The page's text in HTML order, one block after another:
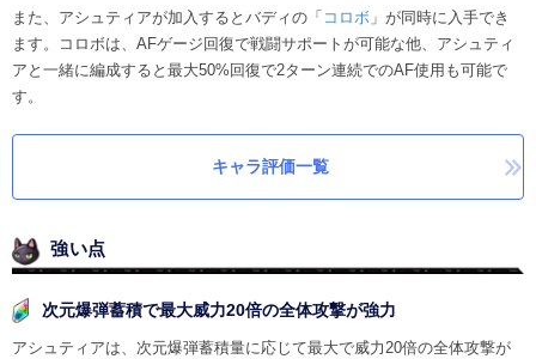
また、アシュティアが加入するとバディの「 コロボ 」が同時に入手でき
ます。コロボは、AFゲージ回復で戦闘サポートが可能な他、アシュティ
アと一緒に編成すると最大50%回復で2ターン連続でのAF使用も可能で
す。
キャラ評価一覧
強い点
次元爆弾蓄積で最大威力20倍の全体攻撃が強力
アシュティアは、次元爆弾蓄積量に応じて最大で威力20倍の全体攻撃が